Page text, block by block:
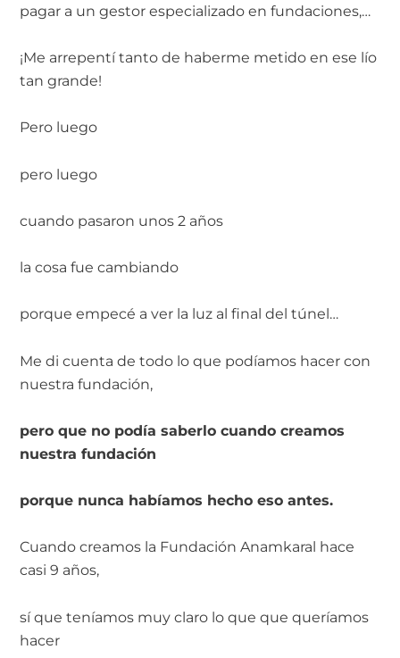
pagar a un gestor especializado en fundaciones,…
¡Me arrepentí tanto de haberme metido en ese lío
tan grande!
Pero luego
pero luego
cuando pasaron unos 2 años
la cosa fue cambiando
porque empecé a ver la luz al final del túnel…
Me di cuenta de todo lo que podíamos hacer con
nuestra fundación,
pero que no podía saberlo cuando creamos
nuestra fundación
porque nunca habíamos hecho eso antes.
Cuando creamos la Fundación Anamkaral hace
casi 9 años,
sí que teníamos muy claro lo que que queríamos
hacer